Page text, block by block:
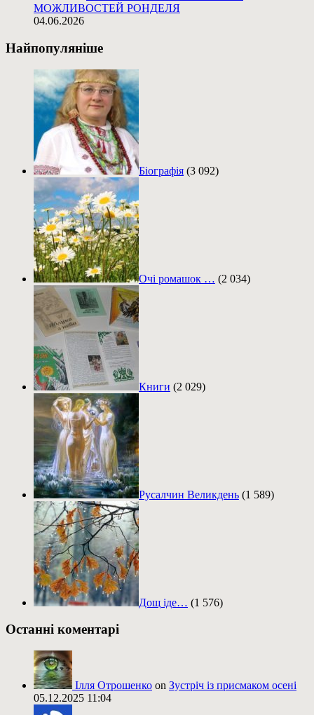
МОЖЛИВОСТЕЙ РОНДЕЛЯ
04.06.2026
Найпопуляніше
Біографія (3 092)
Очі ромашок … (2 034)
Книги (2 029)
Русалчин Великдень (1 589)
Дощ іде… (1 576)
Останні коментарі
Ілля Отрошенко on Зустріч із присмаком осені
05.12.2025 11:04